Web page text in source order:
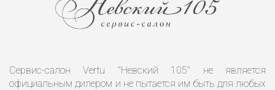
Сервис-салон Vertu "Невский 105" не является
официальным дилером и не пытается им быть для любых